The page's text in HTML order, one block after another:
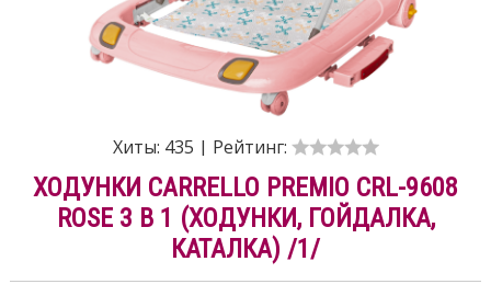
Хиты: 435 | Рейтинг:
ХОДУНКИ CARRELLO PREMIO CRL-9608
ROSE 3 В 1 (ХОДУНКИ, ГОЙДАЛКА,
КАТАЛКА) /1/